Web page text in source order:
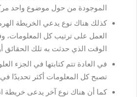
الموجودة من حول موضوع واحد
كذلك هناك نوع يدعي الخريطة
العمل على ترتيب كل المعلومات،
الوقت الذي حدثت به تلك الحقائق
في العادة تتم كتابتها في الجزء
تصبح كل المعلومات أكثر تحديدًا
كما أن هناك نوع آخر يدعى خريطة